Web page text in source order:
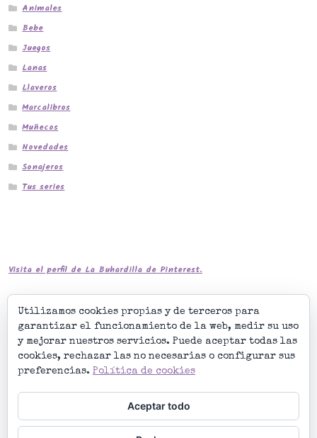
Animales
Bebe
Juegos
Lanas
Llaveros
Marcalibros
Muñecos
Novedades
Sonajeros
Tus series
Visita el perfil de La Buhardilla de Pinterest.
Utilizamos cookies propias y de terceros para
garantizar el funcionamiento de la web, medir su uso
y mejorar nuestros servicios. Puede aceptar todas las
cookies, rechazar las no necesarias o configurar sus
preferencias. Política de cookies
Aceptar todo